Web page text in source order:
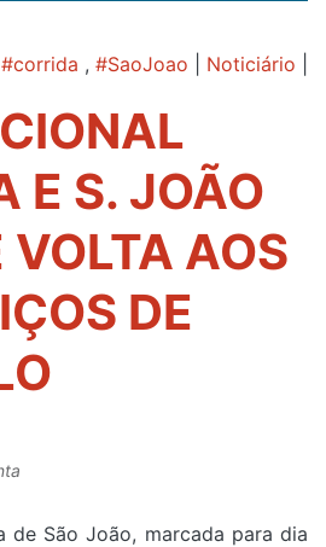
#corrida , #SaoJoao Noticiário
E S. JOÃO
VOLTA AOS
DE
de São João, marcada para dia